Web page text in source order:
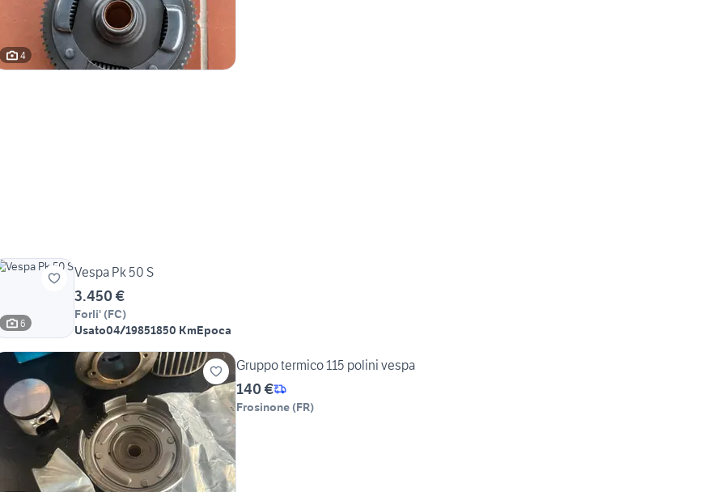
4
6
Vespa Pk 50 S
3.450 €
Forli' (FC)
Usato04/19851850 KmEpoca
Gruppo termico 115 polini vespa
140 €
Frosinone (FR)